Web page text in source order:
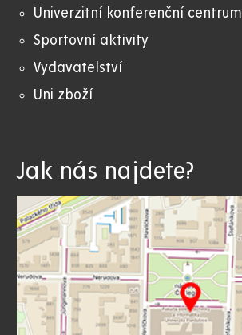
Univerzitní konferenční centrum
Sportovní aktivity
Vydavatelství
Uni zboží
Jak nás najdete?